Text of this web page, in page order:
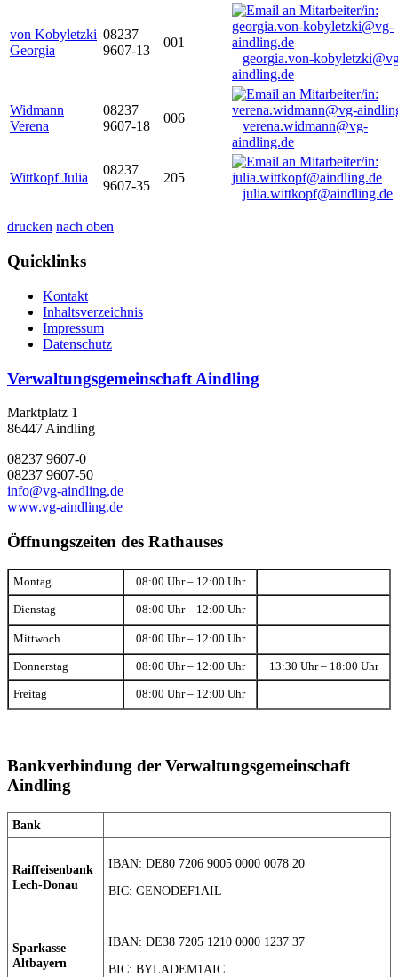
von Kobyletzki
Georgia
08237
9607-13
001
georgia.von-
aindling.de
Widmann
Verena
08237
9607-18
006
verena.widmann@vg-
aindling.de
Wittkopf Julia
08237
9607-35
205
julia.wittkopf@aindling.de
drucken nach oben
Quicklinks
Kontakt
Inhaltsverzeichnis
Impressum
Datenschutz
Verwaltungsgemeinschaft Aindling
Marktplatz 1
86447 Aindling
08237 9607-0
08237 9607-50
info@vg-aindling.de
www.vg-aindling.de
Öffnungszeiten des Rathauses
Montag 08:00 Uhr – 12:00 Uhr
Dienstag 08:00 Uhr – 12:00 Uhr
Mittwoch 08:00 Uhr – 12:00 Uhr
Donnerstag 08:00 Uhr – 12:00 Uhr 13:30 Uhr – 18:00 Uhr
Freitag 08:00 Uhr – 12:00 Uhr
Bankverbindung der Verwaltungsgemeinschaft
Aindling
Bank
Raiffeisenbank
Lech-Donau
IBAN: DE80 7206 9005 0000 0078 20
BIC: GENODEF1AIL
Sparkasse
Altbayern
IBAN: DE38 7205 1210 0000 1237 37
BIC: BYLADEM1AIC